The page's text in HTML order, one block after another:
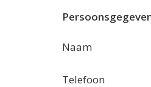
Naam
Telefoon